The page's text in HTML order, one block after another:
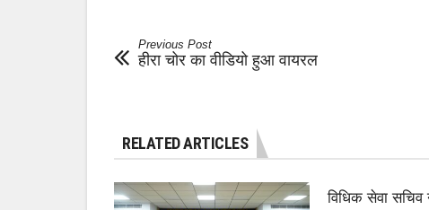
Previous Post
हीरा चोर का वीडियो हुआ वायरल
RELATED ARTICLES
विधिक सेवा सचिव